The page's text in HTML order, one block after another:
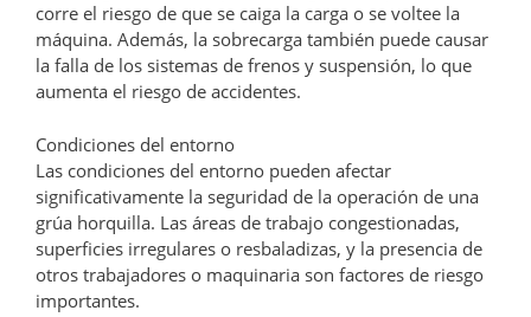
corre el riesgo de que se caiga la carga o se voltee la
máquina. Además, la sobrecarga también puede causar
la falla de los sistemas de frenos y suspensión, lo que
aumenta el riesgo de accidentes.
Condiciones del entorno
Las condiciones del entorno pueden afectar
significativamente la seguridad de la operación de una
grúa horquilla. Las áreas de trabajo congestionadas,
superficies irregulares o resbaladizas, y la presencia de
otros trabajadores o maquinaria son factores de riesgo
importantes.